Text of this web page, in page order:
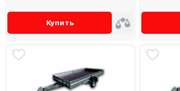
Купить